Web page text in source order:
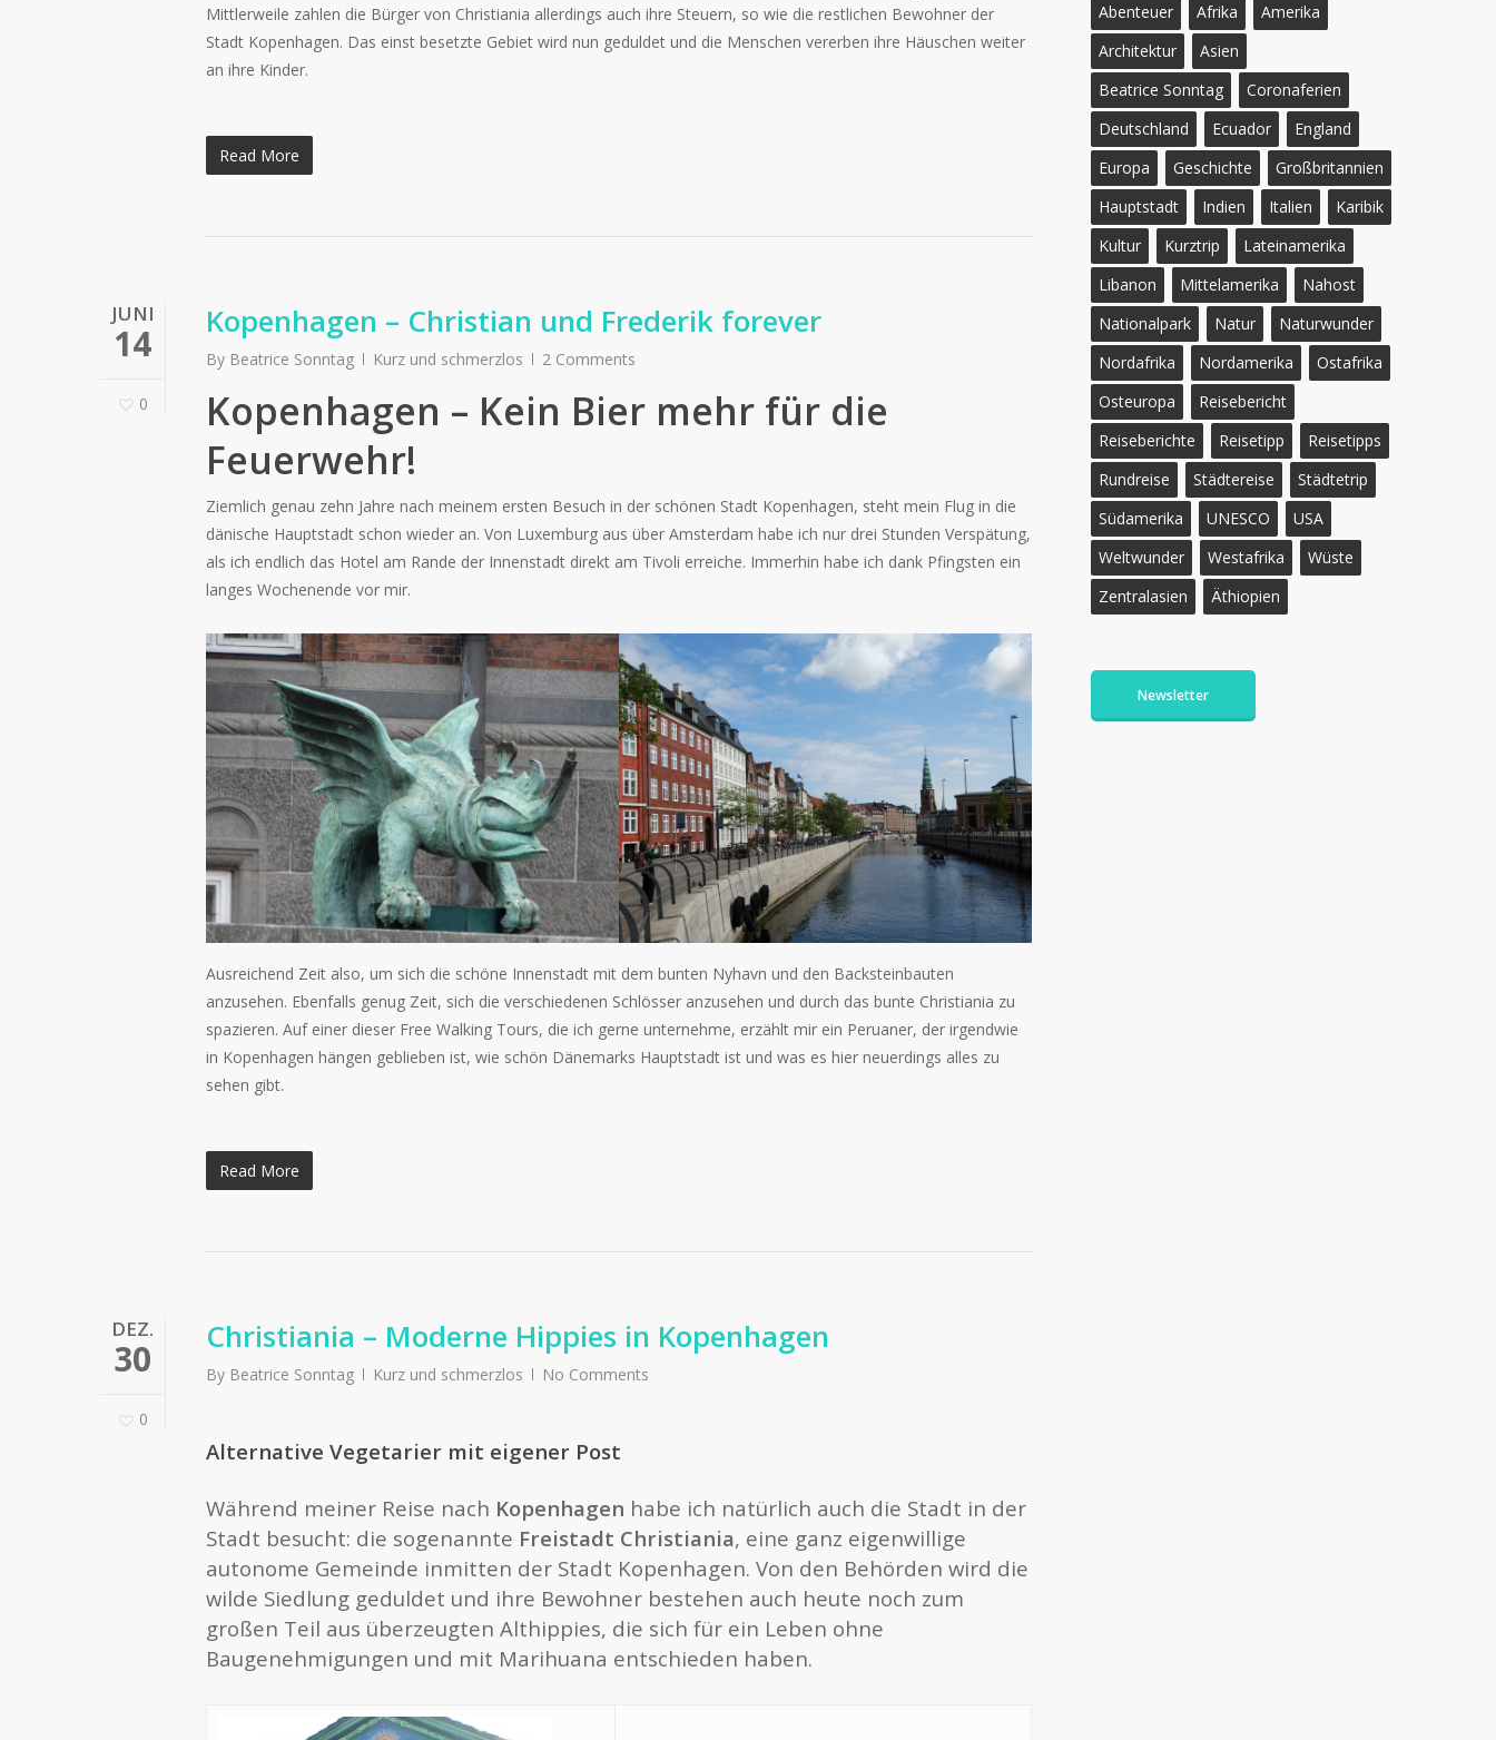
Mittlerweile zahlen die Bürger von Christiania allerdings auch ihre Steuern, so wie die restlichen Bewohner der
Stadt Kopenhagen. Das einst besetzte Gebiet wird nun geduldet und die Menschen vererben ihre Häuschen weiter
an ihre Kinder.
Read More
JUNI
14
0
Kopenhagen – Christian und Frederik forever
By Beatrice Sonntag Kurz und schmerzlos 2 Comments
Kopenhagen – Kein Bier mehr für die
Feuerwehr!
Ziemlich genau zehn Jahre nach meinem ersten Besuch in der schönen Stadt Kopenhagen, steht mein Flug in die
dänische Hauptstadt schon wieder an. Von Luxemburg aus über Amsterdam habe ich nur drei Stunden Verspätung,
als ich endlich das Hotel am Rande der Innenstadt direkt am Tivoli erreiche. Immerhin habe ich dank Pfingsten ein
langes Wochenende vor mir.
Ausreichend Zeit also, um sich die schöne Innenstadt mit dem bunten Nyhavn und den Backsteinbauten
anzusehen. Ebenfalls genug Zeit, sich die verschiedenen Schlösser anzusehen und durch das bunte Christiania zu
spazieren. Auf einer dieser Free Walking Tours, die ich gerne unternehme, erzählt mir ein Peruaner, der irgendwie
in Kopenhagen hängen geblieben ist, wie schön Dänemarks Hauptstadt ist und was es hier neuerdings alles zu
sehen gibt.
Read More
DEZ.
30
0
Christiania – Moderne Hippies in Kopenhagen
By Beatrice Sonntag Kurz und schmerzlos No Comments
Alternative Vegetarier mit eigener Post
Während meiner Reise nach Kopenhagen habe ich natürlich auch die Stadt in der
Stadt besucht: die sogenannte Freistadt Christiania, eine ganz eigenwillige
autonome Gemeinde inmitten der Stadt Kopenhagen. Von den Behörden wird die
wilde Siedlung geduldet und ihre Bewohner bestehen auch heute noch zum
großen Teil aus überzeugten Althippies, die sich für ein Leben ohne
Baugenehmigungen und mit Marihuana entschieden haben.
Abenteuer Afrika
Amerika
Architektur
Asien
Beatrice Sonntag
Coronaferien
Deutschland
Ecuador
England
Europa
Geschichte
Großbritannien
Hauptstadt
Indien Italien
Karibik
Kultur
Kurztrip
Lateinamerika
Libanon
Mittelamerika
Nahost
Nationalpark
Natur
Naturwunder
Nordafrika
Nordamerika
Ostafrika
Osteuropa
Reisebericht
Reiseberichte
Reisetipp
Reisetipps
Rundreise
Städtereise
Städtetrip
Südamerika
UNESCO
USA
Weltwunder
Westafrika
Wüste
Zentralasien
Äthiopien
Newsletter